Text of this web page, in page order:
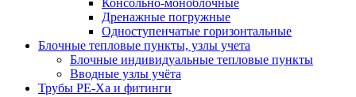
Консольно-моноблочные
Дренажные погружные
Одноступенчатые горизонтальные
Блочные тепловые пункты, узлы учета
Блочные индивидуальные тепловые пункты
Вводные узлы учёта
Трубы РЕ-Ха и фитинги